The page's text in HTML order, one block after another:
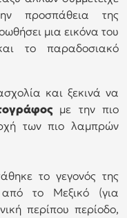
προσπάθεια της
μια εικόνα του
το παραδοσιακό
και ξεκινά να
με την πιο
των πιο λαμπρών
του…
το γεγονός της
από το Μεξικό (για
περίπου περίοδο,